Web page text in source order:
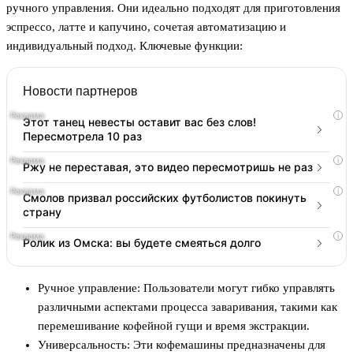
ручного управления. Они идеально подходят для приготовления
эспрессо, латте и капучино, сочетая автоматизацию и
индивидуальный подход. Ключевые функции:
Новости партнеров
i
Этот танец невесты оставит вас без слов!
Пересмотрела 10 раз
i
Ржу не переставая, это видео пересмотришь не раз
i
Смолов призвал российских футболистов покинуть
страну
i
Ролик из Омска: вы будете смеяться долго
Ручное управление: Пользователи могут гибко управлять
различными аспектами процесса заваривания, такими как
перемешивание кофейной гущи и время экстракции.
Универсальность: Эти кофемашины предназначены для